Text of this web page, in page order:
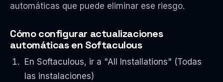
automáticas que puede eliminar ese riesgo.
Cómo configurar actualizaciones
automáticas en Softaculous
En Softaculous, ir a "All Installations" (Todas
las instalaciones)